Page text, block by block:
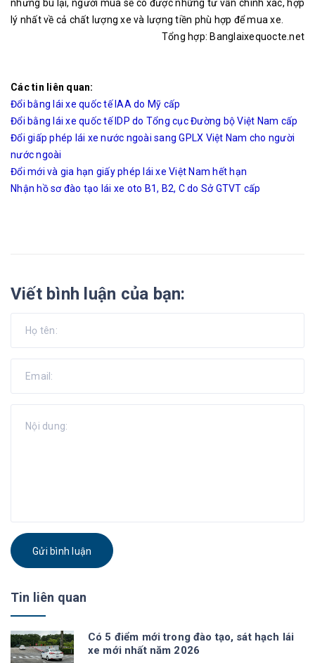
nhưng bù lại, người mua sẽ có được những tư vấn chính xác, hợp
lý nhất về cả chất lượng xe và lượng tiền phù hợp để mua xe.
Tổng hợp: Banglaixequocte.net
Các tin liên quan:
Đổi bằng lái xe quốc tế IAA do Mỹ cấp
Đổi bằng lái xe quốc tế IDP do Tổng cục Đường bộ Việt Nam cấp
Đổi giấp phép lái xe nước ngoài sang GPLX Việt Nam cho người
nước ngoài
Đổi mới và gia hạn giấy phép lái xe Việt Nam hết hạn
Nhận hồ sơ đào tạo lái xe oto B1, B2, C do Sở GTVT cấp
Viết bình luận của bạn:
Gửi bình luận
Tin liên quan
Có 5 điểm mới trong đào tạo, sát hạch lái
xe mới nhất năm 2026